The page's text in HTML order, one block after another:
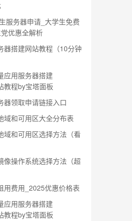
服务器申请_大学生免费
优惠全解析
器搭建网站教程（10分钟
应用服务器搭建
教程by宝塔面板
器领取申请链接入口
域和可用区大全分布表
域和可用区选择方法（看
像操作系统选择方法（超
用费用_2025优惠价格表
应用服务器搭建
教程by宝塔面板